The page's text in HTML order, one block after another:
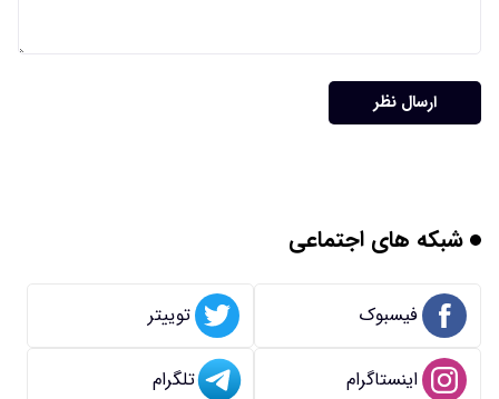
ارسال نظر
شبکه های اجتماعی
فیسبوک توییتر
اینستاگرام تلگرام